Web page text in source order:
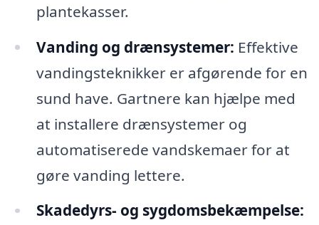
plantekasser.
Vanding og drænsystemer: Effektive
vandingsteknikker er afgørende for en
sund have. Gartnere kan hjælpe med
at installere drænsystemer og
automatiserede vandskemaer for at
gøre vanding lettere.
Skadedyrs- og sygdomsbekæmpelse: